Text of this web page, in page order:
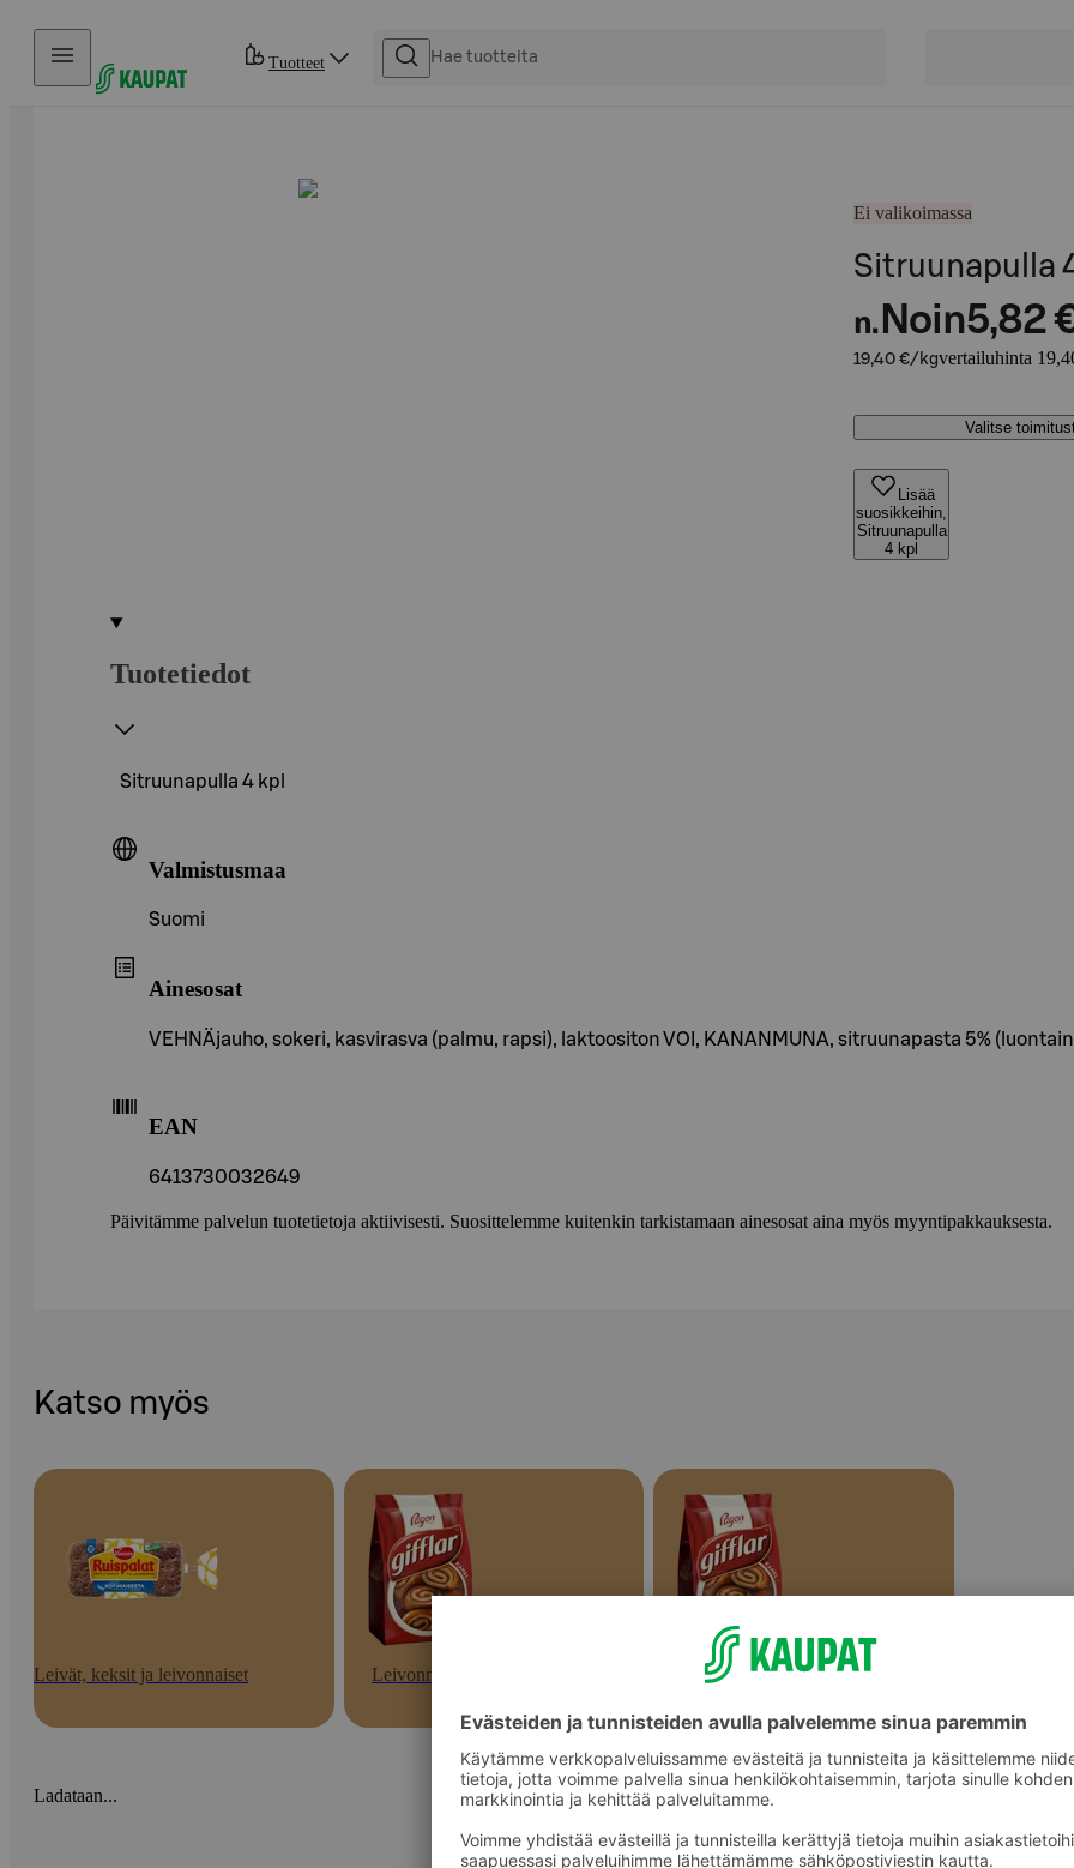
Hyppää sisältöön
Tuotteet
Ei valikoimassa
Sitruunapulla
n. Noin5,82
19,40 €/kgvertailuhinta
Valitse
Lisää
suosikkeihin,
Sitruunapulla
4 kpl
Tuotetiedot
Sitruunapulla 4 kpl
Valmistusmaa
Suomi
Ainesosat
VEHNÄjauho, sokeri, kasvirasva (palmu, rapsi), laktoositon VOI, KANANMUNA, sitruunapasta 5%
EAN
6413730032649
Päivitämme palvelun tuotetietoja aktiivisesti. Suosittelemme kuitenkin tarkistamaan ainesosat aina myös myyntipakkauksesta.
Katso myös
Leivät, keksit ja leivonnaiset Leivonnaiset Pullat
Ladataan...